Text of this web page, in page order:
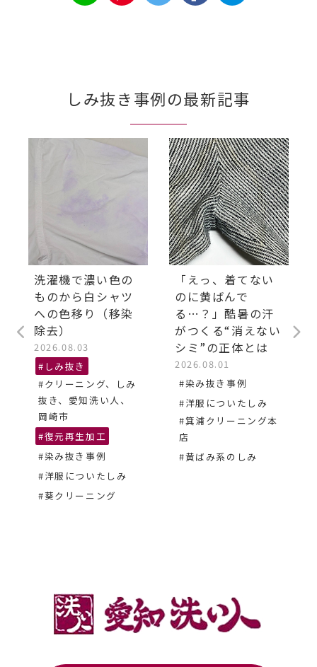
しみ抜き事例の最新記事
洗濯機で濃い色の
ものから白シャツ
への色移り（移染
除去）
2026.08.03
#しみ抜き
#クリーニング、しみ
抜き、愛知洗い人、
岡崎市
#復元再生加工
#染み抜き事例
#洋服についたしみ
#葵クリーニング
「えっ、着てない
のに黄ばんで
る…？」酷暑の汗
がつくる“消えない
シミ”の正体とは
2026.08.01
#染み抜き事例
#洋服についたしみ
#箕浦クリーニング本
店
#黄ばみ系のしみ